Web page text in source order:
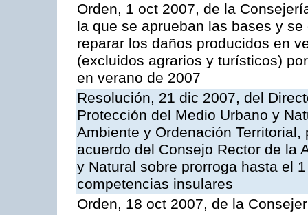
Orden, 1 oct 2007, de la
la que se aprueban las bases y
reparar los daños producidos en
(excluidos agrarios y turísticos)
en verano de 2007
Resolución, 21 dic 2007, del
Protección del Medio Urbano y
Ambiente y Ordenación
acuerdo del Consejo Rector de la
y Natural sobre prorroga hasta el
competencias insulares
Orden, 18 oct 2007, de la